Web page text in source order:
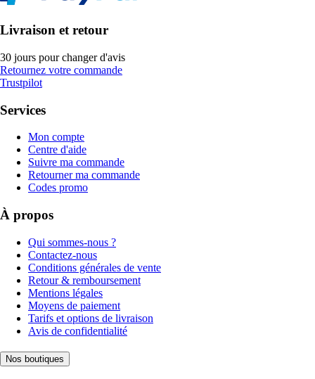
Livraison et retour
30 jours pour changer d'avis
Retournez votre commande
Trustpilot
Services
Mon compte
Centre d'aide
Suivre ma commande
Retourner ma commande
Codes promo
À propos
Qui sommes-nous ?
Contactez-nous
Conditions générales de vente
Retour & remboursement
Mentions légales
Moyens de paiement
Tarifs et options de livraison
Avis de confidentialité
Nos boutiques